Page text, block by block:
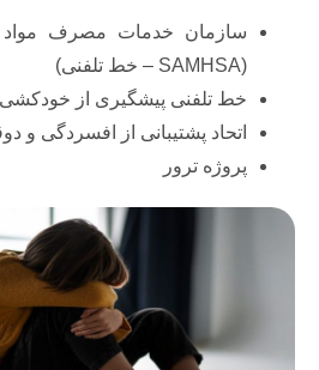
سازمان خدمات مصرف مواد
(SAMHSA – خط تلفنی)
خط تلفنی پیشگیری از
اتحاد پشتیبانی از افسردگی و
پروژه ترور